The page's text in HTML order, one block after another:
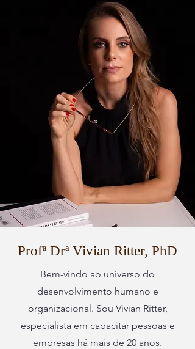
Profª Drª Vivian Ritter, PhD
Bem-vindo ao universo do
desenvolvimento humano e
organizacional. Sou Vivian Ritter,
especialista em capacitar pessoas e
empresas há mais de 20 anos.